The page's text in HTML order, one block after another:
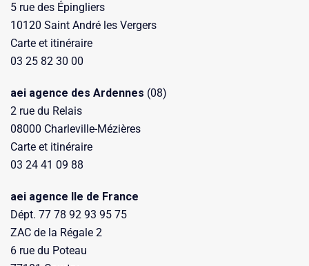
5 rue des Épingliers
10120 Saint André les Vergers
Carte et itinéraire
03 25 82 30 00
aei agence des Ardennes (08)
2 rue du Relais
08000 Charleville-Mézières
Carte et itinéraire
03 24 41 09 88
aei agence Ile de France
Dépt. 77 78 92 93 95 75
ZAC de la Régale 2
6 rue du Poteau